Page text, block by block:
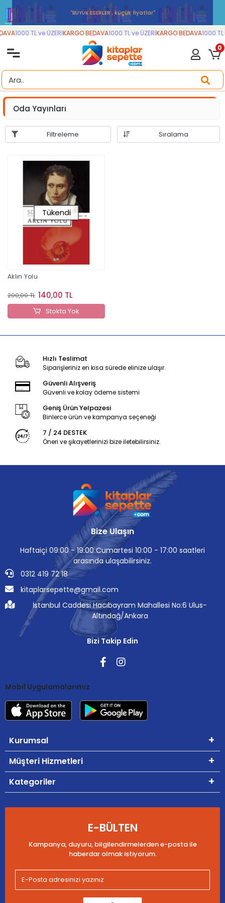
''BÜYÜK ESERLER , küçük fiyatlar''
1000 TL ve ÜZERİKARGO BEDAVA1000 TL ve ÜZERİKARGO BEDAVA1000 TL
0
Oda Yayınları
Filtreleme Sıralama
Tükendi
Aklın Yolu
200,00 TL 140,00 TL
Stokta Yok
Hızlı Teslimat
Siparişleriniz en kısa sürede elinize ulaşır.
Güvenli Alışveriş
Güvenli ve kolay ödeme sistemi
Geniş Ürün Yelpazesi
Binlerce ürün ve kampanya seçeneği
7 / 24 DESTEK
Öneri ve şikayetlerinizi bize iletebilirsiniz.
Bize Ulaşın
Haftaiçi 09:00 - 19:00 Cumartesi 10:00 - 17:00 saatleri
arasında ulaşabilirsiniz.
0312 419 72 18
kitaplarsepette@gmail.com
İstanbul Caddesi Hacıbayram Mahallesi No:6 Ulus-
Altındağ/Ankara
Bizi Takip Edin
Mobil Uygulamalarımız
Kurumsal
Müşteri Hizmetleri
Kategoriler
E-BÜLTEN
Kampanya, duyuru, bilgilendirmelerden e-posta ile
haberdar olmak istiyorum.